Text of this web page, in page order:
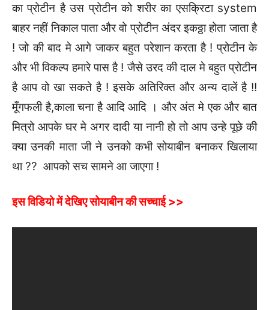
का प्रोटीन है उस प्रोटीन को शरीर का एसक्रिटा system
बाहर नहीं निकाल पाता और वो प्रोटीन अंदर इकठ्ठा होता जाता है
! जो की बाद मे आगे जाकर बहुत परेशान करता है ! प्रोटीन के
और भी विकल्प हमारे पास है ! जैसे उरद की दाल मे बहुत प्रोटीन
है आप वो खा सकते है ! इसके अतिरिक्त और अन्य दालें है !!
मूँगफली है,काला चना है आदि आदि । और अंत मे एक और बात
मित्रो आपके घर मे अगर दादी या नानी हो तो आप उन्हे पूछे की
क्या उनकी माता जी ने उनको कभी सोयाबीन बनाकर खिलाया
था ?? आपको सच सामने आ जाएगा !
इस विडियो में देखिए सोयाबीन की सच्चाई >>